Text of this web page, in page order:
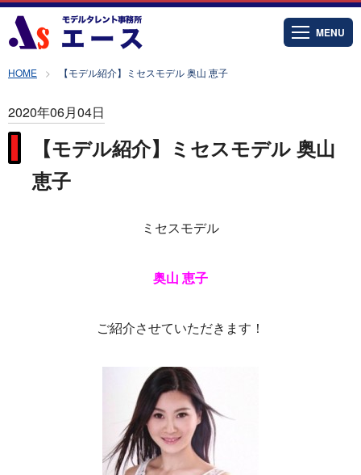
MENU
HOME 【モデル紹介】ミセスモデル 奥山 恵子
2020年06月04日
【モデル紹介】ミセスモデル 奥山
恵子
ミセスモデル
奥山 恵子
ご紹介させていただきます！